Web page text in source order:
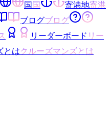
国国 寄港地寄港
ブログブログ
リーダーボード リー
とはクルーズマンズとは